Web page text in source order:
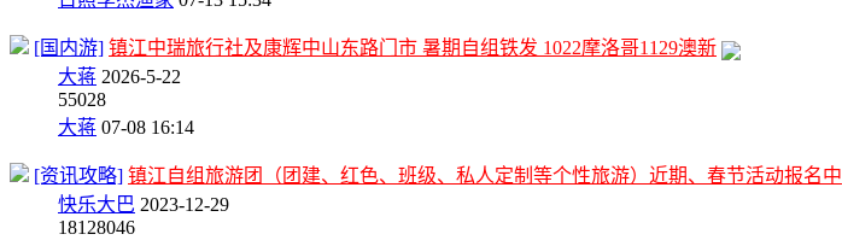
[国内游] 镇江中瑞旅行社及康辉中山东路门市 暑期自组铁发 1022摩洛哥1129澳新
大蒋 2026-5-22
55028
大蒋 07-08 16:14
[资讯攻略] 镇江自组旅游团（团建、红色、班级、私人定制等个性旅游）近期、春节活动报名中
快乐大巴 2023-12-29
18128046